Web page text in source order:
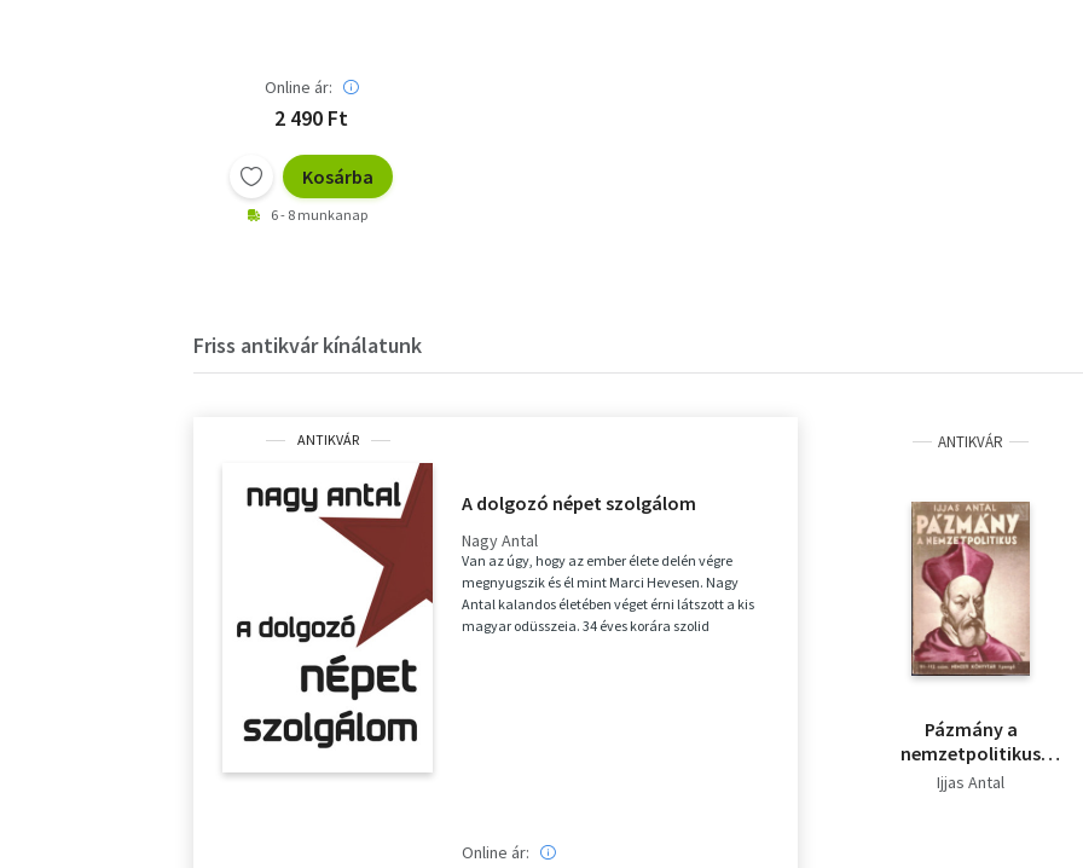
Online ár:
2 490 Ft
Kosárba
6 - 8 munkanap
Friss antikvár kínálatunk
ANTIKVÁR
A dolgozó népet szolgálom
Nagy Antal
Van az úgy, hogy az ember élete delén végre
megnyugszik és él mint Marci Hevesen. Nagy
Antal kalandos életében véget érni látszott a kis
magyar odüsszeia. 34 éves korára szolid
Online ár:
ANTIKVÁR
Pázmány a
nemzetpolitikus
(Nemzeti könyvtár
Ijjas Antal